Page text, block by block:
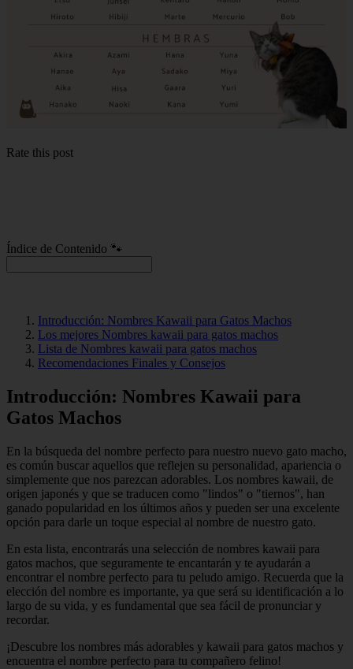
Rate this post
Índice de Contenido 🐾
Introducción: Nombres Kawaii para Gatos Machos
Los mejores Nombres kawaii para gatos machos
Lista de Nombres kawaii para gatos machos
Recomendaciones Finales y Consejos
Introducción: Nombres Kawaii para
Gatos Machos
En la búsqueda del nombre perfecto para nuestro nuevo gato macho,
es común buscar aquellos que reflejen su personalidad, apariencia o
simplemente que nos parezcan adorables. Los nombres kawaii, de
origen japonés y que se traducen como "lindos" o "tiernos", han
ganado popularidad en los últimos años y pueden ser una excelente
opción para darle un toque especial al nombre de nuestro gato.
En esta lista, encontrarás una selección de nombres kawaii para
gatos machos, que seguramente te encantarán y te ayudarán a
encontrar el nombre perfecto para tu peludo amigo. Recuerda que la
elección del nombre es importante, ya que será su identificación a lo
largo de su vida, y es fundamental que sea fácil de pronunciar y
recordar.
¡Descubre los nombres más adorables y kawaii para gatos machos y
encuentra el nombre perfecto para tu compañero felino!